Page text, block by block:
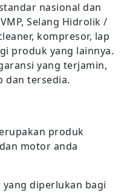
nasional dan
Selang Hidrolik /
kompresor, lap
produk yang lainnya.
yang terjamin,
dan tersedia.
produk
motor anda
diperlukan bagi